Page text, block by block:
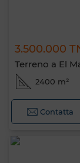
3.500.000
Terreno a El
2400 m²
Contatta